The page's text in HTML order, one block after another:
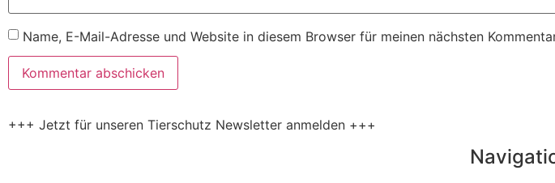
Name, E-Mail-Adresse und Website in diesem Browser für meinen nächsten
+++ Jetzt für unseren Tierschutz Newsletter anmelden +++